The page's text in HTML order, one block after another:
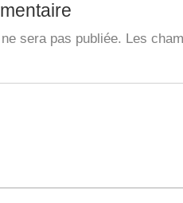
sera pas publiée. Les